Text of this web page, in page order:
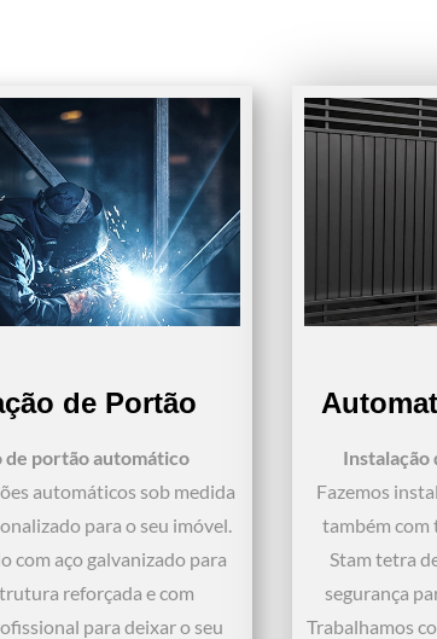
de Portão
de portão automático
automáticos sob medida
para o seu imóvel.
com aço galvanizado para
reforçada e com
para deixar o seu
Fazemos
também com
Stam tetra
segurança
Trabalhamos